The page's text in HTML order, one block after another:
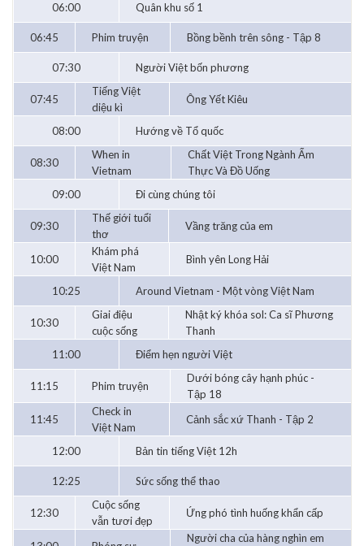
06:00 Quân khu số 1
06:45 Phim truyện Bồng bềnh trên sông - Tập 8
07:30 Người Việt bốn phương
07:45
Tiếng Việt
diệu kì
Ông Yết Kiêu
08:00 Hướng về Tổ quốc
08:30
When in
Vietnam
Chất Việt Trong Ngành Ẩm
Thực Và Đồ Uống
09:00
Đi cùng chúng tôi
09:30
Thế giới tuổi
thơ
Vầng trăng của em
10:00
Khám phá
Việt Nam
Bình yên Long Hải
10:25 Around Vietnam - Một vòng Việt Nam
10:30
Giai điệu
cuộc sống
Nhật ký khóa sol: Ca sĩ Phương
Thanh
11:00
Điểm hẹn người Việt
11:15 Phim truyện
Dưới bóng cây hạnh phúc -
Tập 18
11:45
Check in
Việt Nam
Cảnh sắc xứ Thanh - Tập 2
12:00 Bản tin tiếng Việt 12h
12:25 Sức sống thể thao
12:30
Cuộc sống
vẫn tươi đẹp
Ứng phó tình huống khẩn cấp
Người cha của hàng nghìn em